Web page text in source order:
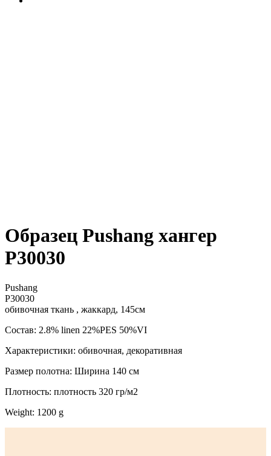
Образец Pushang хангер
P30030
Pushang
P30030
обивочная ткань , жаккард, 145см
Состав: 2.8% linen 22%PES 50%VI
Характеристики: обивочная, декоративная
Размер полотна: Ширина 140 см
Плотность: плотность 320 гр/м2
Weight: 1200 g